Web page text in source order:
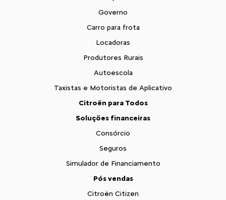
Governo
Carro para frota
Locadoras
Produtores Rurais
Autoescola
Taxistas e Motoristas de Aplicativo
Citroën para Todos
Soluções financeiras
Consórcio
Seguros
Simulador de Financiamento
Pós vendas
Citroën Citizen